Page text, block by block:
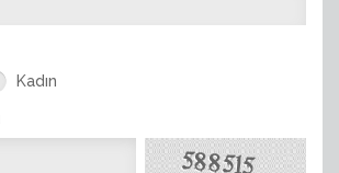
Kadın